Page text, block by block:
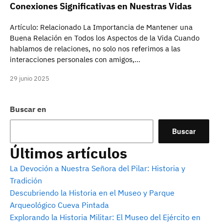
Buscar en
Buscar
Últimos artículos
La Devoción a Nuestra Señora del Pilar: Historia y
Tradición
Descubriendo la Historia en el Museo y Parque
Arqueológico Cueva Pintada
Explorando la Historia Militar: El Museo del Ejército en
Conexiones Significativas en Nuestras Vidas
Artículo: Relacionado La Importancia de Mantener una
Buena Relación en Todos los Aspectos de la Vida Cuando
hablamos de relaciones, no solo nos referimos a las
interacciones personales con amigos,…
29 junio 2025